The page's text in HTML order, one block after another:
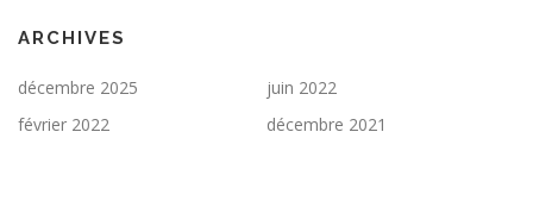
ARCHIVES
décembre 2025
juin 2022
février 2022
décembre 2021